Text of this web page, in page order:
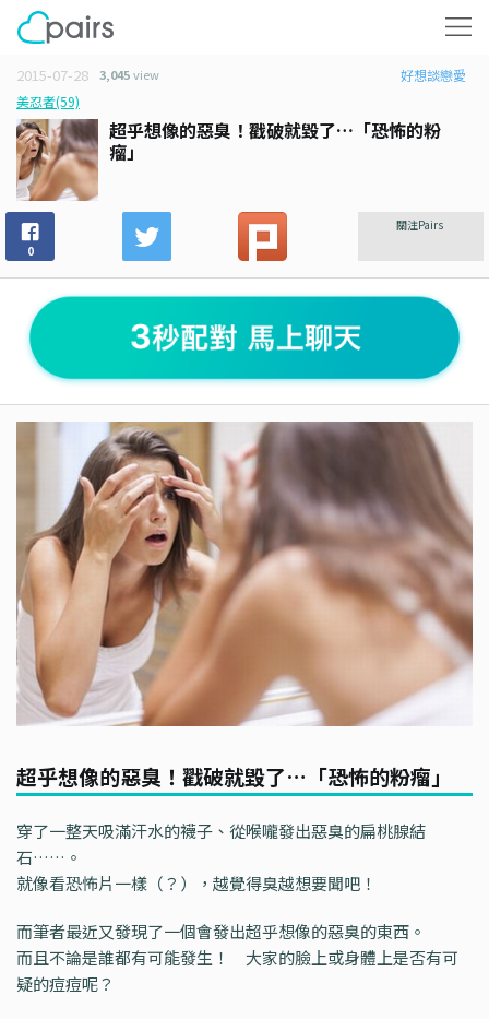
2015-07-28 3,045view
好想談戀愛
美忍者(59)
超乎想像的惡臭！戳破就毀了…「恐怖的粉
瘤」
0
關注Pairs
超乎想像的惡臭！戳破就毀了…「恐怖的粉瘤」
穿了一整天吸滿汗水的襪子、從喉嚨發出惡臭的扁桃腺結
石……。
就像看恐怖片一樣（？），越覺得臭越想要聞吧！
而筆者最近又發現了一個會發出超乎想像的惡臭的東西。
而且不論是誰都有可能發生！ 大家的臉上或身體上是否有可
疑的痘痘呢？